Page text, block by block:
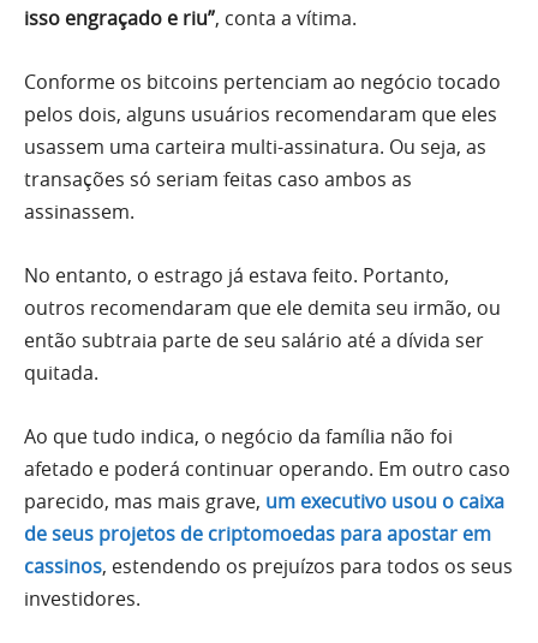
isso engraçado e riu”, conta a vítima.
Conforme os bitcoins pertenciam ao negócio tocado
pelos dois, alguns usuários recomendaram que eles
usassem uma carteira multi-assinatura. Ou seja, as
transações só seriam feitas caso ambos as
assinassem.
No entanto, o estrago já estava feito. Portanto,
outros recomendaram que ele demita seu irmão, ou
então subtraia parte de seu salário até a dívida ser
quitada.
Ao que tudo indica, o negócio da família não foi
afetado e poderá continuar operando. Em outro caso
parecido, mas mais grave, um executivo usou o caixa
de seus projetos de criptomoedas para apostar em
cassinos, estendendo os prejuízos para todos os seus
investidores.